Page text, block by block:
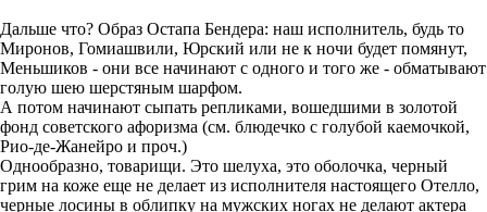
Дальше что? Образ Остапа Бендера: наш исполнитель, будь то
Миронов, Гомиашвили, Юрский или не к ночи будет помянут,
Меньшиков - они все начинают с одного и того же - обматывают
голую шею шерстяным шарфом.
А потом начинают сыпать репликами, вошедшими в золотой
фонд советского афоризма (см. блюдечко с голубой каемочкой,
Рио-де-Жанейро и проч.)
Однообразно, товарищи. Это шелуха, это оболочка, черный
грим на коже еще не делает из исполнителя настоящего Отелло,
черные лосины в облипку на мужских ногах не делают актера